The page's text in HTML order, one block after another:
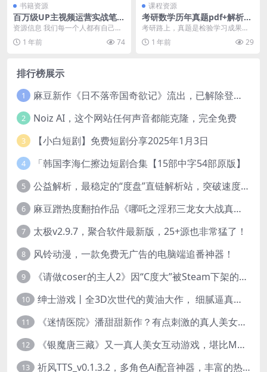
书籍资源
百万级UP主视频运营实战笔记
[学习教育]
资源信息 我们每一个人都有自己专
属的亮点，可能是性格，可能是美
貌，可能是知识，也...
1 年前 74
课程资源
考研数学历年真题pdf+解析分
享，数学一数学二数学三，19
87年-2025年
考研路上，真题是检验学习成果的
最佳工具。特意为大家整理了1987-
2025年数学...
1 年前 29
排行榜展示
1 麻豆新作《日不落帝国奇欲记》流出，已解除登录验证！
2 Noiz AI，这个网站任何声音都能克隆，完全免费
3 【小白短剧】免费短剧分享2025年1月3日
4 「韩国李海仁擦边短剧合集【15部中字54部原版】
5 公益解析，最稳定的“度盘”直链解析站，突破速度限制
6 麻豆蹭热度翻拍作品《哪吒之淫邪三龙女大战真阳魔童》 已上线
7 太极v2.9.7，聚合软件最新版，25+源也非常猛了！
8 风铃动漫，一款免费无广告的电脑端追番神器！
9 《请做coser的主人2》因“C度大”被Steam下架的真人美女互动游戏！
10 绅士游戏丨全3D次世代的黄油大作， 细腻逼真的双人互动狂想曲！
11 《迷情医院》潘甜甜新作？有点刺激的真人美女互动游戏
12 《银魔唐三藏》又一真人美女互动游戏，堪比M豆！
13 祈风TTS_v0.1.3.2，多角色Ai配音神器，丰富的热门音色